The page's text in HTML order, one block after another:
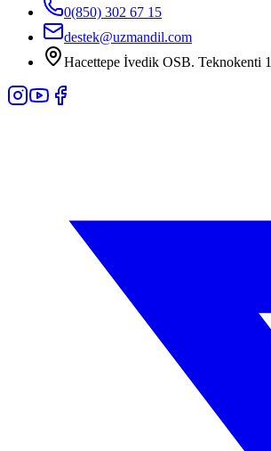
0(850) 302 67 15
destek@uzmandil.com
Hacettepe İvedik OSB.